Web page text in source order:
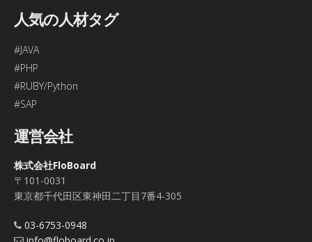
人気の人材タグ
#JAVA
#PHP
#RUBY/Python
#SAP
運営会社
株式会社FloBoard
〒101-0031
東京都千代田区東神田二丁目7番4-305
03-6753-0948